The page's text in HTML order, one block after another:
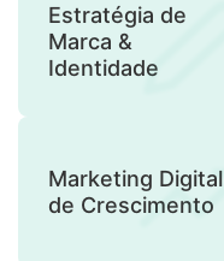
Estratégia de
Marca &
Identidade
Marketing Digital
de Crescimento